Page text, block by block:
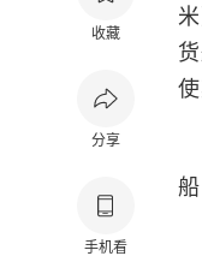
收藏
分享
手机看